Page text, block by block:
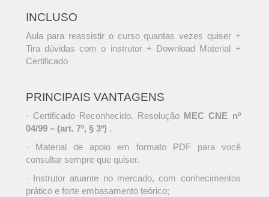
INCLUSO
Aula para reassistir o curso quantas vezes quiser +
Tira dúvidas com o instrutor + Download Material +
Certificado
PRINCIPAIS VANTAGENS
· Certificado Reconhecido. Resolução MEC CNE nº
04/99 – (art. 7º, § 3º) .
· Material de apoio em formato PDF para você
consultar sempre que quiser.
· Instrutor atuante no mercado, com conhecimentos
prático e forte embasamento teórico;